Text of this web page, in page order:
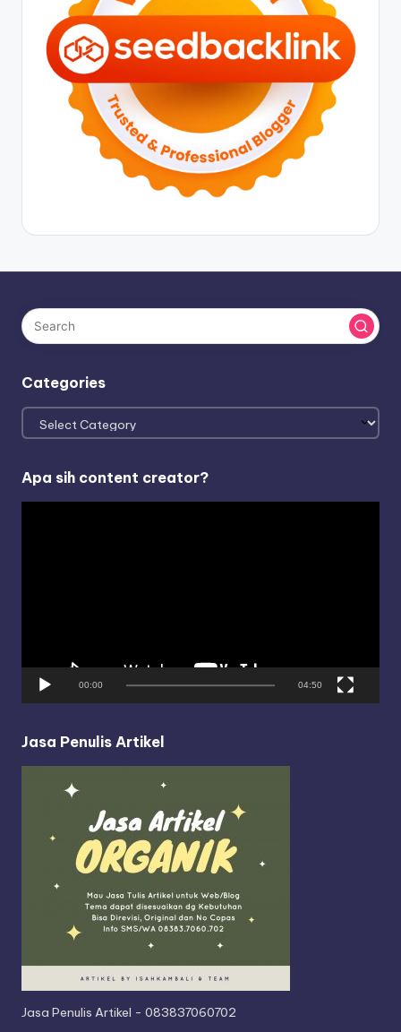
Categories
Categories
Apa sih content creator?
00:00 04:50
Jasa Penulis Artikel
Jasa Penulis Artikel - 083837060702